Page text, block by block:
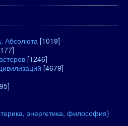
Абсолюта [1019]
[1246]
[4679]
энергетика, философия)